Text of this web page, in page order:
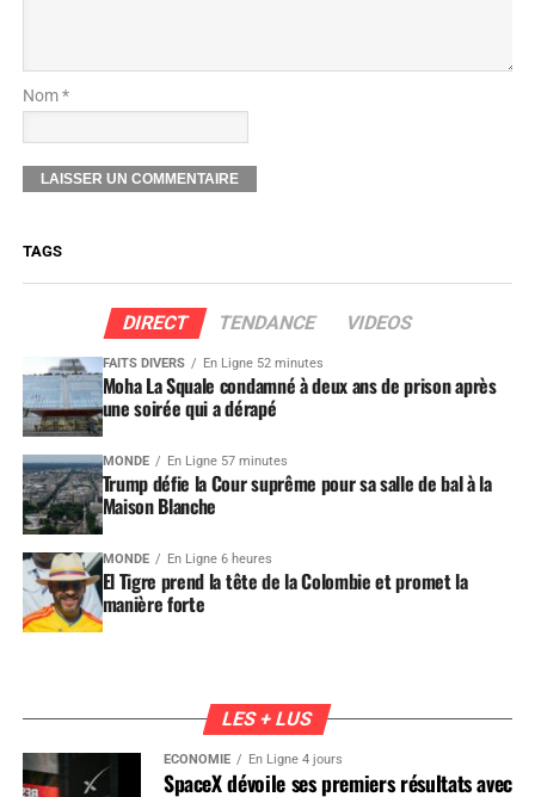
Nom *
TAGS
DIRECT TENDANCE VIDEOS
FAITS DIVERS En Ligne 52 minutes
Moha La Squale condamné à deux ans de prison après
une soirée qui a dérapé
MONDE En Ligne 57 minutes
Trump défie la Cour suprême pour sa salle de bal à la
Maison Blanche
MONDE En Ligne 6 heures
El Tigre prend la tête de la Colombie et promet la
manière forte
LES + LUS
ÉCONOMIE En Ligne 4 jours
SpaceX dévoile ses premiers résultats avec